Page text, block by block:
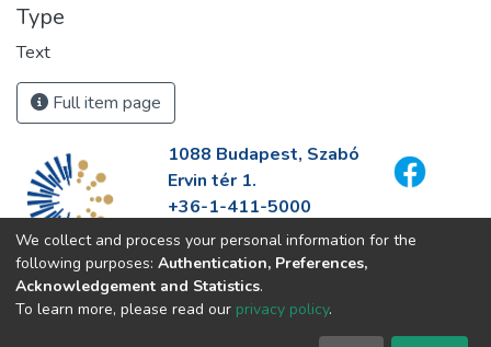
Type
Text
Full item page
1088 Budapest, Szabó
Ervin tér 1.
+36-1-411-5000
info@fszek.hu
https://fszek.hu
We collect and process your personal information for the
following purposes: Authentication, Preferences,
Acknowledgement and Statistics.
To learn more, please read our privacy policy.